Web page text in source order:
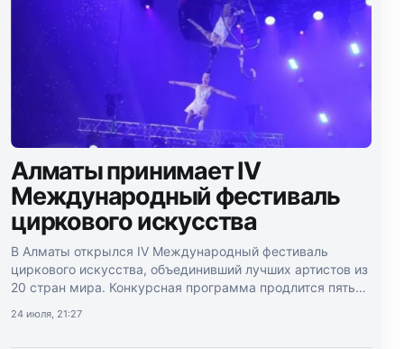
Алматы принимает IV
Международный фестиваль
циркового искусства
В Алматы открылся IV Международный фестиваль
циркового искусства, объединивший лучших артистов из
20 стран мира. Конкурсная программа продлится пять
24 июля, 21:27